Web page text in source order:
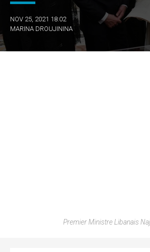
NOV 25, 2021 18:02
MARINA DROUJININA
Premier Ministre Libanais